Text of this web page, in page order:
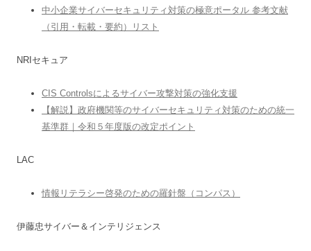
中小企業サイバーセキュリティ対策の極意ポータル 参考文献
（引用・転載・要約）リスト
NRIセキュア
CIS Controlsによるサイバー攻撃対策の強化支援
【解説】政府機関等のサイバーセキュリティ対策のための統一
基準群｜令和５年度版の改定ポイント
LAC
情報リテラシー啓発のための羅針盤（コンパス）
伊藤忠サイバー＆インテリジェンス